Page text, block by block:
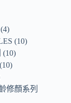
4
10
10
10
修顏系列